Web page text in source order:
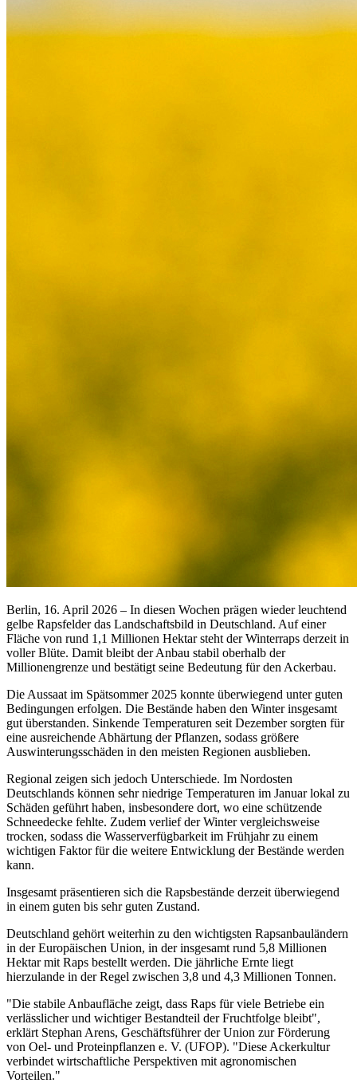
Berlin, 16. April 2026 – In diesen Wochen prägen wieder leuchtend
gelbe Rapsfelder das Landschaftsbild in Deutschland. Auf einer
Fläche von rund 1,1 Millionen Hektar steht der Winterraps derzeit in
voller Blüte. Damit bleibt der Anbau stabil oberhalb der
Millionengrenze und bestätigt seine Bedeutung für den Ackerbau.
Die Aussaat im Spätsommer 2025 konnte überwiegend unter guten
Bedingungen erfolgen. Die Bestände haben den Winter insgesamt
gut überstanden. Sinkende Temperaturen seit Dezember sorgten für
eine ausreichende Abhärtung der Pflanzen, sodass größere
Auswinterungsschäden in den meisten Regionen ausblieben.
Regional zeigen sich jedoch Unterschiede. Im Nordosten
Deutschlands können sehr niedrige Temperaturen im Januar lokal zu
Schäden geführt haben, insbesondere dort, wo eine schützende
Schneedecke fehlte. Zudem verlief der Winter vergleichsweise
trocken, sodass die Wasserverfügbarkeit im Frühjahr zu einem
wichtigen Faktor für die weitere Entwicklung der Bestände werden
kann.
Insgesamt präsentieren sich die Rapsbestände derzeit überwiegend
in einem guten bis sehr guten Zustand.
Deutschland gehört weiterhin zu den wichtigsten Rapsanbauländern
in der Europäischen Union, in der insgesamt rund 5,8 Millionen
Hektar mit Raps bestellt werden. Die jährliche Ernte liegt
hierzulande in der Regel zwischen 3,8 und 4,3 Millionen Tonnen.
"Die stabile Anbaufläche zeigt, dass Raps für viele Betriebe ein
verlässlicher und wichtiger Bestandteil der Fruchtfolge bleibt",
erklärt Stephan Arens, Geschäftsführer der Union zur Förderung
von Oel- und Proteinpflanzen e. V. (UFOP). "Diese Ackerkultur
verbindet wirtschaftliche Perspektiven mit agronomischen
Vorteilen."